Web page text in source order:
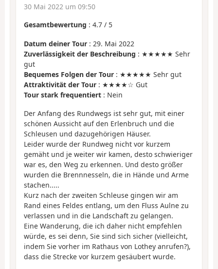
30 Mai 2022 um 09:50
Gesamtbewertung : 4.7 / 5
Datum deiner Tour : 29. Mai 2022
Zuverlässigkeit der Beschreibung : ★★★★★ Sehr
gut
Bequemes Folgen der Tour : ★★★★★ Sehr gut
Attraktivität der Tour : ★★★★☆ Gut
Tour stark frequentiert : Nein
Der Anfang des Rundwegs ist sehr gut, mit einer
schönen Aussicht auf den Erlenbruch und die
Schleusen und dazugehörigen Häuser.
Leider wurde der Rundweg nicht vor kurzem
gemäht und je weiter wir kamen, desto schwieriger
war es, den Weg zu erkennen. Und desto größer
wurden die Brennnesseln, die in Hände und Arme
stachen.....
Kurz nach der zweiten Schleuse gingen wir am
Rand eines Feldes entlang, um den Fluss Aulne zu
verlassen und in die Landschaft zu gelangen.
Eine Wanderung, die ich daher nicht empfehlen
würde, es sei denn, Sie sind sich sicher (vielleicht,
indem Sie vorher im Rathaus von Lothey anrufen?),
dass die Strecke vor kurzem gesäubert wurde.